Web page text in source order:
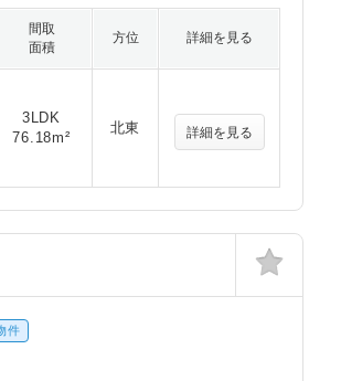
間取
面積
方位 詳細を見る
3LDK
76.18m²
北東 詳細を見る
件